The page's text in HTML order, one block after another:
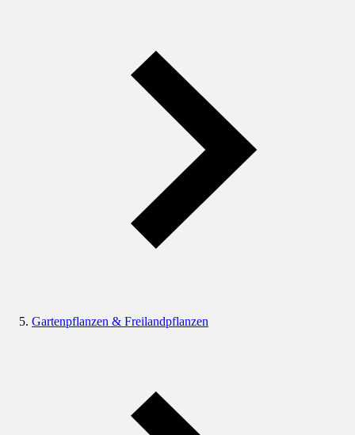
Gartenpflanzen & Freilandpflanzen